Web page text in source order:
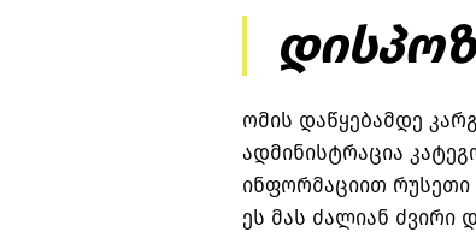
ომის დაწყებამდე
ადმინისტრაცია
ინფორმაციით რუსეთი
ეს მას ძალიან ძვირი